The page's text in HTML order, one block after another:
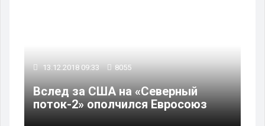
13.12.2018 09:33 8055
Вслед за США на «Северный
поток-2» ополчился Евросоюз